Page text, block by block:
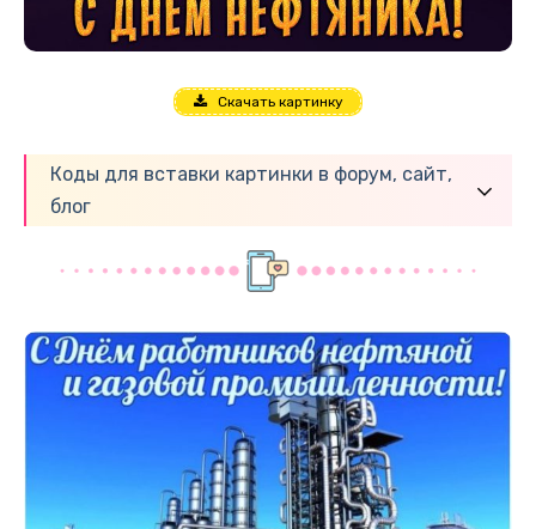
Скачать картинку
Коды для вставки картинки в форум, сайт,
блог